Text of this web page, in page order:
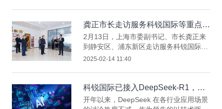
的新辉煌，用每一份弥足珍贵的付出，点
亮每一束熠熠生辉的光芒，迎难而上、挺
膺担当、拼搏创造，不负“中国式现代化
与嘱托。科锐国际董事长高勇接受《中华
工商时报》采访，分享科锐国际在应对行
业变
龚正市长走访服务科锐国际等重点企
业，真心实意为企解忧、助企增利、
促企发展
2月13日，上海市委副书记、市长龚正来
到静安区、浦东新区走访服务科锐国际等
重点企业，了解企业经营发展情况，与企
近平总书记考察上海重要讲话精神和中央
经济工作会议精神，按照市委的部署要
求，加强重点企业走访调研，加快落实上
2025-02-14 11:40
科锐国际已接入DeepSeek-R1，持
续探索AI在中高端招聘领域的应用
开年以来，DeepSeek 在各行业应用场景